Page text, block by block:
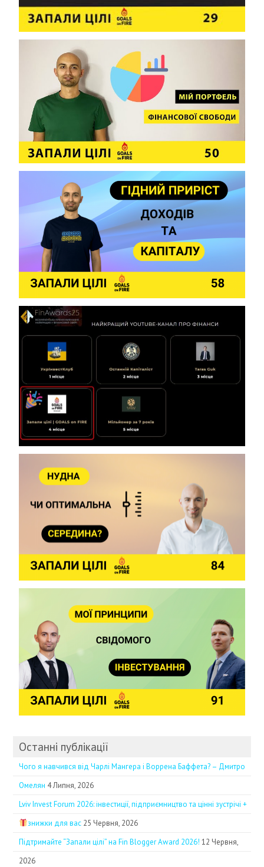
Останні публікації
Чого я навчився від Чарлі Мангера і Воррена Баффета? – Дмитро
Омелян 4 Липня, 2026
Lviv Invest Forum 2026: інвестиції, підприємництво та цінні зустрічі +
знижки для вас 25 Червня, 2026
Підтримайте “Запали цілі” на Fin Blogger Award 2026! 12 Червня,
2026